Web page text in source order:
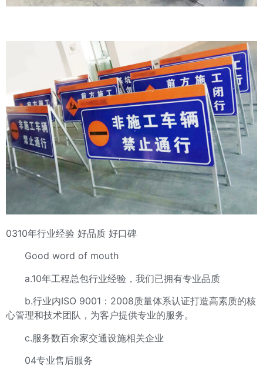
0310年行业经验 好品质 好口碑
Good word of mouth
a.10年工程总包行业经验，我们已拥有专业品质
b.行业内ISO 9001：2008质量体系认证打造高素质的核
心管理和技术团队，为客户提供专业的服务。
c.服务数百余家交通设施相关企业
04专业售后服务